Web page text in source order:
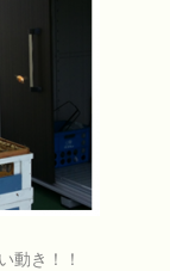
動き！！